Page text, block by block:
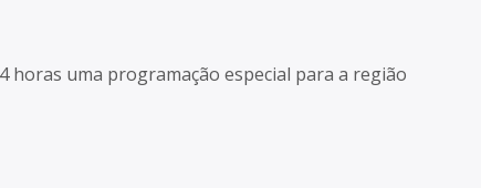
horas uma programação especial para a região